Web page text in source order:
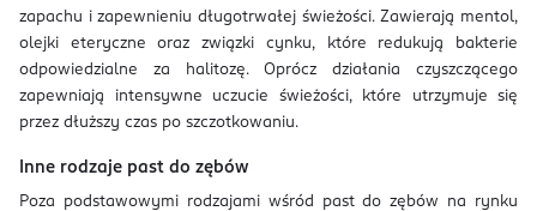
zapachu i zapewnieniu długotrwałej świeżości. Zawierają mentol,
olejki eteryczne oraz związki cynku, które redukują bakterie
odpowiedzialne za halitozę. Oprócz działania czyszczącego
zapewniają intensywne uczucie świeżości, które utrzymuje się
przez dłuższy czas po szczotkowaniu.
Inne rodzaje past do zębów
Poza podstawowymi rodzajami wśród past do zębów na rynku